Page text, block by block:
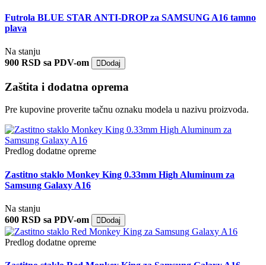
Futrola BLUE STAR ANTI-DROP za SAMSUNG A16 tamno
plava
Na stanju
900 RSD sa PDV-om
Dodaj
Zaštita i dodatna oprema
Pre kupovine proverite tačnu oznaku modela u nazivu proizvoda.
Predlog dodatne opreme
Zastitno staklo Monkey King 0.33mm High Aluminum za
Samsung Galaxy A16
Na stanju
600 RSD sa PDV-om
Dodaj
Predlog dodatne opreme